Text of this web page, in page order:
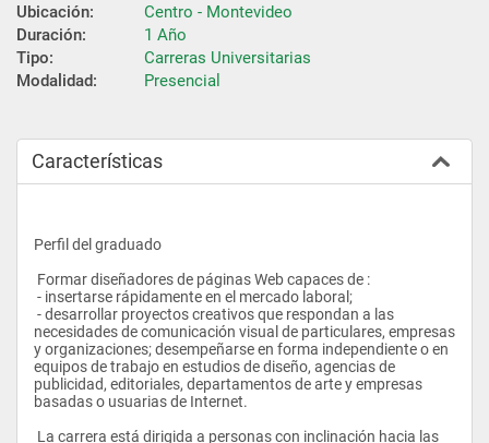
Ubicación:
Centro - Montevideo
Duración:
1 Año
Tipo:
Carreras Universitarias
Modalidad:
Presencial
Características
Perfil del graduado
Formar diseñadores de páginas Web capaces de :
- insertarse rápidamente en el mercado laboral;
necesidades de comunicación visual de particulares, empresas
y organizaciones; desempeñarse en forma independiente o en
equipos de trabajo en estudios de diseño, agencias de
publicidad, editoriales, departamentos de arte y empresas
basadas o usuarias de Internet.